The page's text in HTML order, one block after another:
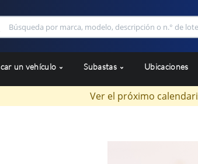
un vehículo Subastas Ubicaciones
Ver el próximo